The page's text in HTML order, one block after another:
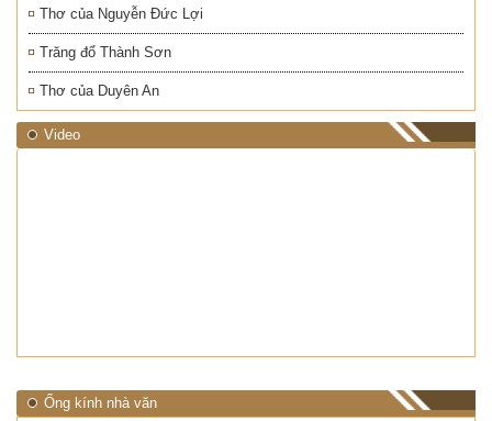
Thơ của Nguyễn Đức Lợi
Trăng đổ Thành Sơn
Thơ của Duyên An
Video
Ống kính nhà văn